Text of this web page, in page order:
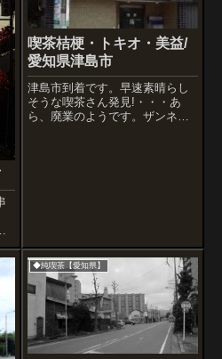
喫茶桔梗・トキオ・美益/
愛知県津島市
津島市到着です。早速素晴らし
そうな喫茶さん発見!・・・あ
ら、廃業のようです。ザンネ
◆純喫茶【愛知県】